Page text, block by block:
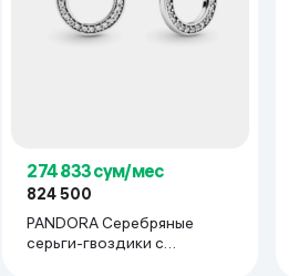
274 833 сум/мес
824 500
PANDORA Серебряные
серьги-гвоздики с